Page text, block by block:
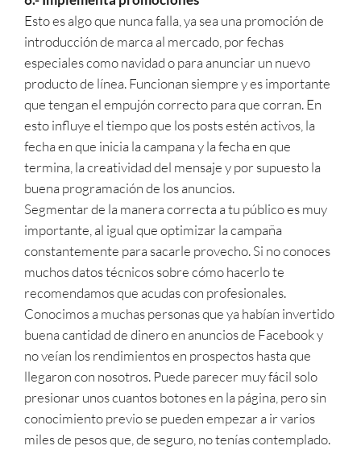
Esto es algo que nunca falla, ya sea una promoción de
introducción de marca al mercado, por fechas
especiales como navidad o para anunciar un nuevo
producto de línea. Funcionan siempre y es importante
que tengan el empujón correcto para que corran. En
esto influye el tiempo que los posts estén activos, la
fecha en que inicia la campana y la fecha en que
termina, la creatividad del mensaje y por supuesto la
buena programación de los anuncios.
Segmentar de la manera correcta a tu público es muy
importante, al igual que optimizar la campaña
constantemente para sacarle provecho. Si no conoces
muchos datos técnicos sobre cómo hacerlo te
recomendamos que acudas con profesionales.
Conocimos a muchas personas que ya habían invertido
buena cantidad de dinero en anuncios de Facebook y
no veían los rendimientos en prospectos hasta que
llegaron con nosotros. Puede parecer muy fácil solo
presionar unos cuantos botones en la página, pero sin
conocimiento previo se pueden empezar a ir varios
miles de pesos que, de seguro, no tenías contemplado.